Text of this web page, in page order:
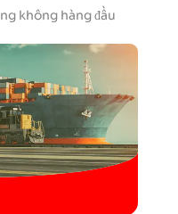
không hàng đầu